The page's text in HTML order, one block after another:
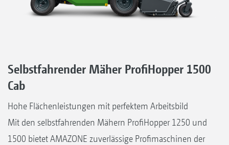
Selbstfahrender Mäher ProfiHopper 1500
Cab
Hohe Flächenleistungen mit perfektem Arbeitsbild
Mit den selbstfahrenden Mähern ProfiHopper 1250 und
1500 bietet AMAZONE zuverlässige Profimaschinen der